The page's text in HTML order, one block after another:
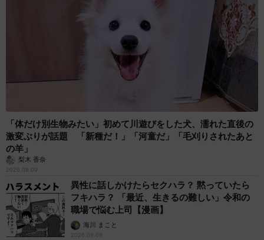
「体だけ別生物みたい」初めて川遊びをした犬、濡れた直後の
激変ぶりが話題 「新種だ！」「河童だ」「毛刈りされたあと
の羊」
梨木 香奈
2026.08.09
異性に話しかけたらセクハラ？ 黙っていたら
フキハラ？ 「最近、生きるの難しい」令和の
職場で悩む上司【漫画】
海川 まこと
2026.08.09